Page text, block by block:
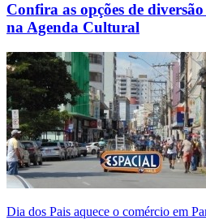
Confira as opções de
na Agenda Cultural
Dia dos Pais aquece o comércio em